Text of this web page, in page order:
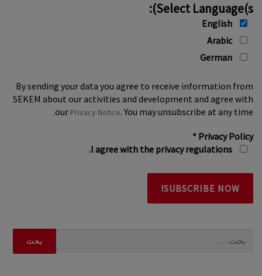
Select Language(s):
Arabic
By sending your data you agree to receive information from
SEKEM about our activities and development and agree with
our Privacy Notice. You may unsubscribe at any time.
Privacy Policy
*